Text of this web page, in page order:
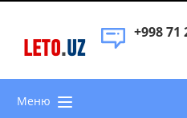
LETO.UZ
+998 71
Меню